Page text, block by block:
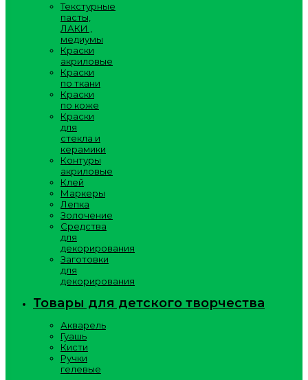
Текстурные
пасты,
ЛАКИ ,
медиумы
Краски
акриловые
Краски
по ткани
Краски
по коже
Краски
для
стекла и
керамики
Контуры
акриловые
Клей
Маркеры
Лепка
Золочение
Средства
для
декорирования
Заготовки
для
декорирования
Товары для детского творчества
Акварель
Гуашь
Кисти
Ручки
гелевые